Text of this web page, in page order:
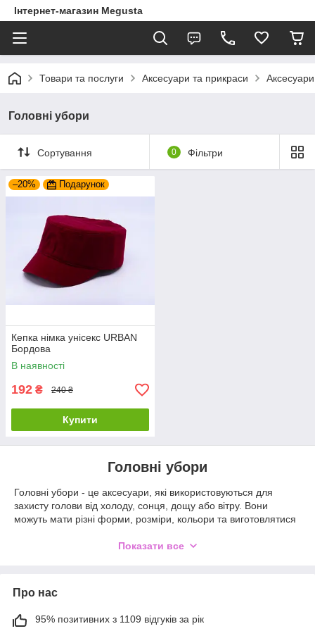
Інтернет-магазин Megusta
Товари та послуги Аксесуари та прикраси Аксесуари
Головні убори
Сортування 0 Фільтри
–20% Подарунок
Кепка німка унісекс URBAN
Бордова
В наявності
192 ₴ 240 ₴
Купити
Головні убори
Головні убори - це аксесуари, які використовуються для
захисту голови від холоду, сонця, дощу або вітру. Вони
можуть мати різні форми, розміри, кольори та виготовлятися
варіант для будь-якого випадку та стилю.
бути виготовлені з різних матеріалів, таких як шерсть, хлопок,
Головні убори можуть використовуватися як для практичних
Показати все
Про нас
95% позитивних з 1109 відгуків за рік